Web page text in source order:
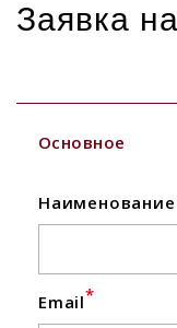
Заявка
Основное
Email*